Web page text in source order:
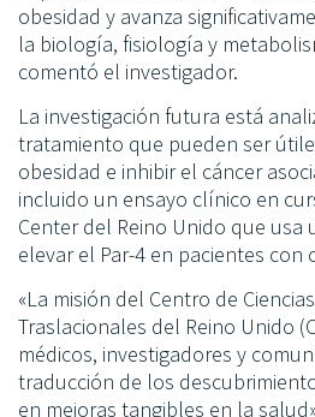
obesidad y avanza
la biología, fisiología y
comentó el investigador.
La investigación futura está
tratamiento que pueden ser
obesidad e inhibir el cáncer
incluido un ensayo clínico en
Center del Reino Unido que usa
elevar el Par-4 en pacientes con
«La misión del Centro de
Traslacionales del Reino Unido
médicos, investigadores y
traducción de los
en mejoras tangibles en la